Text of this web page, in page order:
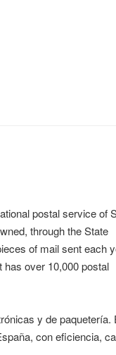
postal service of
through the State
of mail sent each
over 10,000 postal
y de paquetería.
con eficiencia,